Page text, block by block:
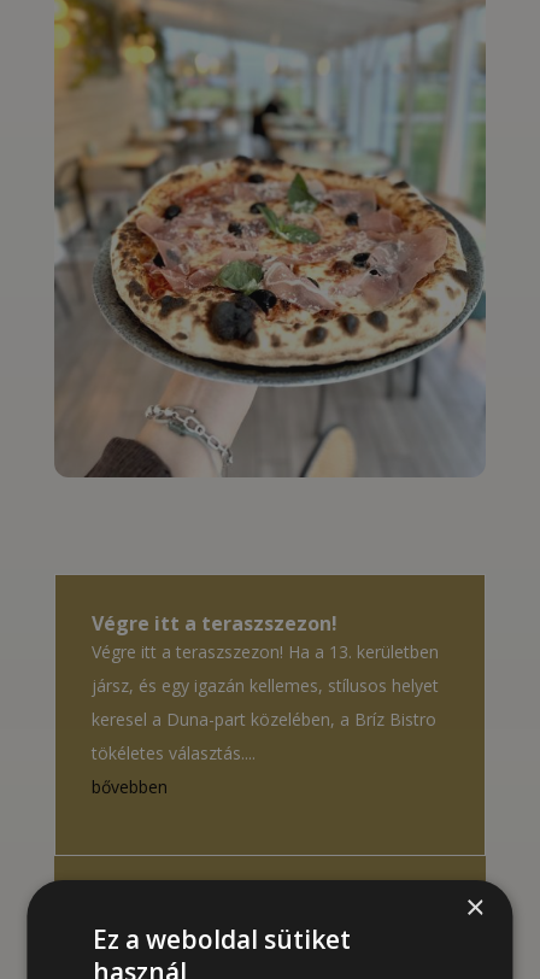
Végre itt a teraszszezon!
Végre itt a teraszszezon! Ha a 13. kerületben
jársz, és egy igazán kellemes, stílusos helyet
keresel a Duna-part közelében, a Bríz Bistro
tökéletes választás....
bővebben
Vörös lazac steak, kókusztej, gyömbér,
szójaszósz, lime...csábító friss tavaszi fogás!
×
Ez a weboldal sütiket
használ